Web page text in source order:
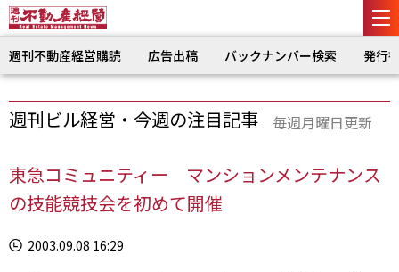
週刊不動産経営購読 広告出稿 バックナンバー検索 発行
週刊ビル経営・今週の注目記事 毎週月曜日更新
東急コミュニティー マンションメンテナンス
の技能競技会を初めて開催
2003.09.08 16:29